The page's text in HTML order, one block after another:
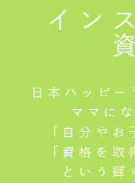
イン
日本ハッピ
ママに
「自分や
「資格を
という輝